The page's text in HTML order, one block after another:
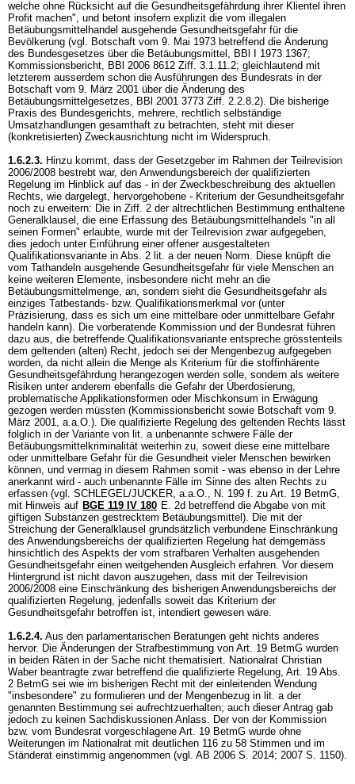
welche ohne Rücksicht auf die Gesundheitsgefährdung ihrer Klientel ihren
Profit machen", und betont insofern explizit die vom illegalen
Betäubungsmittelhandel ausgehende Gesundheitsgefahr für die
Bevölkerung (vgl. Botschaft vom 9. Mai 1973 betreffend die Änderung
des Bundesgesetzes über die Betäubungsmittel, BBl I 1973 1367;
Kommissionsbericht, BBl 2006 8612 Ziff. 3.1.11.2; gleichlautend mit
letzterem ausserdem schon die Ausführungen des Bundesrats in der
Botschaft vom 9. März 2001 über die Änderung des
Betäubungsmittelgesetzes, BBl 2001 3773 Ziff. 2.2.8.2). Die bisherige
Praxis des Bundesgerichts, mehrere, rechtlich selbständige
Umsatzhandlungen gesamthaft zu betrachten, steht mit dieser
(konkretisierten) Zweckausrichtung nicht im Widerspruch.
1.6.2.3. Hinzu kommt, dass der Gesetzgeber im Rahmen der Teilrevision
2006/2008 bestrebt war, den Anwendungsbereich der qualifizierten
Regelung im Hinblick auf das - in der Zweckbeschreibung des aktuellen
Rechts, wie dargelegt, hervorgehobene - Kriterium der Gesundheitsgefahr
noch zu erweitern: Die in Ziff. 2 der altrechtlichen Bestimmung enthaltene
Generalklausel, die eine Erfassung des Betäubungsmittelhandels "in all
seinen Formen" erlaubte, wurde mit der Teilrevision zwar aufgegeben,
dies jedoch unter Einführung einer offener ausgestalteten
Qualifikationsvariante in Abs. 2 lit. a der neuen Norm. Diese knüpft die
vom Tathandeln ausgehende Gesundheitsgefahr für viele Menschen an
keine weiteren Elemente, insbesondere nicht mehr an die
Betäubungsmittelmenge, an, sondern sieht die Gesundheitsgefahr als
einziges Tatbestands- bzw. Qualifikationsmerkmal vor (unter
Präzisierung, dass es sich um eine mittelbare oder unmittelbare Gefahr
handeln kann). Die vorberatende Kommission und der Bundesrat führen
dazu aus, die betreffende Qualifikationsvariante entspreche grösstenteils
dem geltenden (alten) Recht, jedoch sei der Mengenbezug aufgegeben
worden, da nicht allein die Menge als Kriterium für die stoffinhärente
Gesundheitsgefährdung herangezogen werden solle, sondern als weitere
Risiken unter anderem ebenfalls die Gefahr der Überdosierung,
problematische Applikationsformen oder Mischkonsum in Erwägung
gezogen werden müssten (Kommissionsbericht sowie Botschaft vom 9.
März 2001, a.a.O.). Die qualifizierte Regelung des geltenden Rechts lässt
folglich in der Variante von lit. a unbenannte schwere Fälle der
Betäubungsmittelkriminalität weiterhin zu, soweit diese eine mittelbare
oder unmittelbare Gefahr für die Gesundheit vieler Menschen bewirken
können, und vermag in diesem Rahmen somit - was ebenso in der Lehre
anerkannt wird - auch unbenannte Fälle im Sinne des alten Rechts zu
erfassen (vgl. SCHLEGEL/JUCKER, a.a.O., N. 199 f. zu Art. 19 BetmG,
mit Hinweis auf BGE 119 IV 180 E. 2d betreffend die Abgabe von mit
giftigen Substanzen gestrecktem Betäubungsmittel). Die mit der
Streichung der Generalklausel grundsätzlich verbundene Einschränkung
des Anwendungsbereichs der qualifizierten Regelung hat demgemäss
hinsichtlich des Aspekts der vom strafbaren Verhalten ausgehenden
Gesundheitsgefahr einen weitgehenden Ausgleich erfahren. Vor diesem
Hintergrund ist nicht davon auszugehen, dass mit der Teilrevision
2006/2008 eine Einschränkung des bisherigen Anwendungsbereichs der
qualifizierten Regelung, jedenfalls soweit das Kriterium der
Gesundheitsgefahr betroffen ist, intendiert gewesen wäre.
1.6.2.4. Aus den parlamentarischen Beratungen geht nichts anderes
hervor. Die Änderungen der Strafbestimmung von Art. 19 BetmG wurden
in beiden Räten in der Sache nicht thematisiert. Nationalrat Christian
Waber beantragte zwar betreffend die qualifizierte Regelung, Art. 19 Abs.
2 BetmG sei wie im bisherigen Recht mit der einleitenden Wendung
"insbesondere" zu formulieren und der Mengenbezug in lit. a der
genannten Bestimmung sei aufrechtzuerhalten; auch dieser Antrag gab
jedoch zu keinen Sachdiskussionen Anlass. Der von der Kommission
bzw. vom Bundesrat vorgeschlagene Art. 19 BetmG wurde ohne
Weiterungen im Nationalrat mit deutlichen 116 zu 58 Stimmen und im
Ständerat einstimmig angenommen (vgl. AB 2006 S. 2014; 2007 S. 1150).